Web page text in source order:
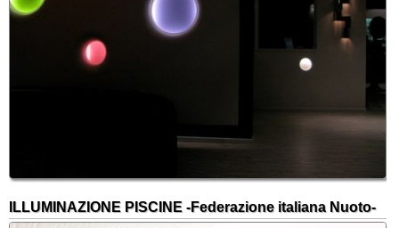
ILLUMINAZIONE PISCINE -Federazione italiana Nuoto-